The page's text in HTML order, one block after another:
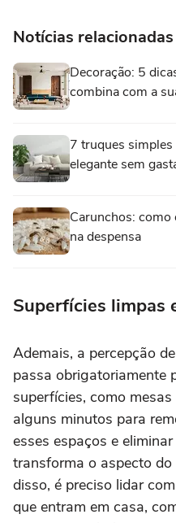
Notícias relacionadas
Decoração: 5
combina com a
7 truques simples
elegante sem
Carunchos: como
na despensa
Superfícies limpas
Ademais, a percepção
passa obrigatoriamente
superfícies, como
alguns minutos para
esses espaços e
transforma o aspecto
disso, é preciso lidar
que entram em casa,